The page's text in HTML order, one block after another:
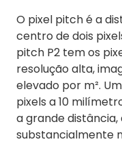
O pixel pitch é a
centro de dois
pitch P2 tem os
resolução alta,
elevado por m².
pixels a 10
a grande distância,
substancialmente